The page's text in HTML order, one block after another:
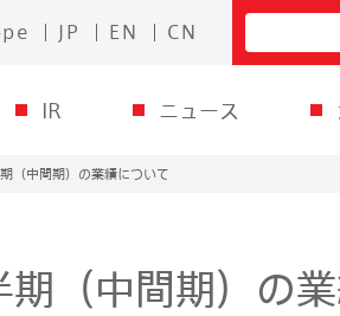
JP EN CN
IR ニュース
（中間期）の業績について
（中間期）の